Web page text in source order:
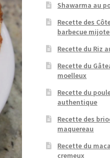
Shawarma au
Recette des
barbecue
Recette du Riz
Recette du
moelleux
Recette du
authentique
Recette des
maquereau
Recette du
cremeux